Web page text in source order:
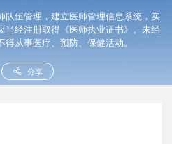
队伍管理，建立医师管理信息系统，实
当经注册取得《医师执业证书》。未经
从事医疗、预防、保健活动。
分享